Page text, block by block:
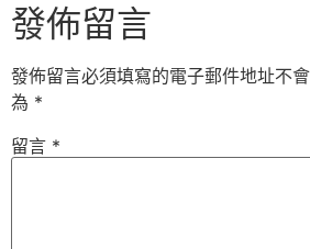
發佈留言
發佈留言必須填寫的電子郵件地址不會
為 *
留言 *